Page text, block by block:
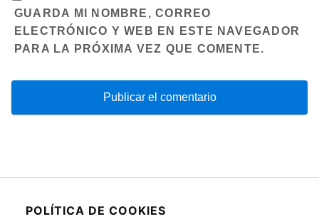
GUARDA MI NOMBRE, CORREO
ELECTRÓNICO Y WEB EN ESTE NAVEGADOR
PARA LA PRÓXIMA VEZ QUE COMENTE.
POLÍTICA DE COOKIES